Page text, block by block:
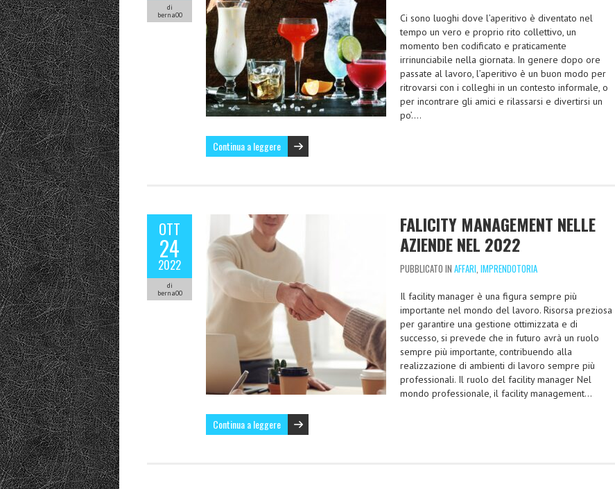
di
berna00
Ci sono luoghi dove l’aperitivo è diventato nel
tempo un vero e proprio rito collettivo, un
momento ben codificato e praticamente
irrinunciabile nella giornata. In genere dopo ore
passate al lavoro, l’aperitivo è un buon modo per
ritrovarsi con i colleghi in un contesto informale, o
per incontrare gli amici e rilassarsi e divertirsi un
po’….
Continua a leggere
OTT
24
2022
di
berna00
FALICITY MANAGEMENT NELLE
AZIENDE NEL 2022
PUBBLICATO IN AFFARI, IMPRENDOTORIA
Il facility manager è una figura sempre più
importante nel mondo del lavoro. Risorsa preziosa
per garantire una gestione ottimizzata e di
successo, si prevede che in futuro avrà un ruolo
sempre più importante, contribuendo alla
realizzazione di ambienti di lavoro sempre più
professionali. Il ruolo del facility manager Nel
mondo professionale, il facility management…
Continua a leggere